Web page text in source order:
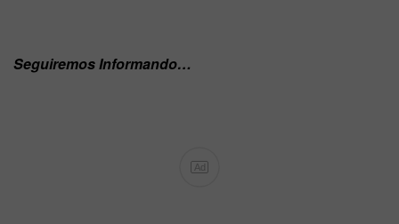
Seguiremos Informando…
Ad